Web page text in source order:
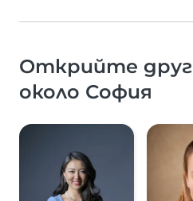
Открийте
около София